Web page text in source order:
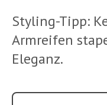
Styling-Tipp:
Armreifen
Eleganz.